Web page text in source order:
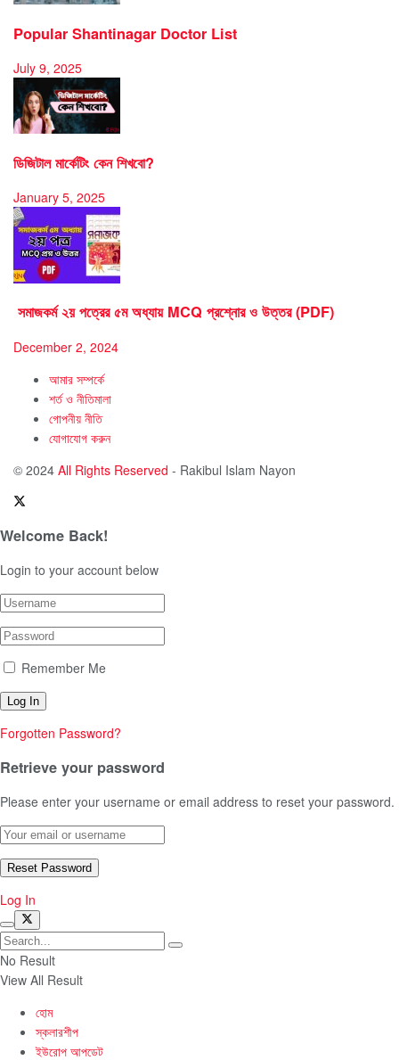
Popular Shantinagar Doctor List
July 9, 2025
ডিজিটাল মার্কেটিং কেন শিখবো?
January 5, 2025
সমাজকর্ম ২য় পত্রের ৫ম অধ্যায় MCQ প্রশ্নোর ও উত্তর (PDF)
December 2, 2024
আমার সম্পর্কে
শর্ত ও নীতিমালা
গোপনীয় নীতি
যোগাযোগ করুন
© 2024 All Rights Reserved - Rakibul Islam Nayon
Welcome Back!
Login to your account below
Remember Me
Forgotten Password?
Retrieve your password
Please enter your username or email address to reset your password.
Log In
No Result
View All Result
হোম
স্কলারশীপ
ইউরোপ আপডেট